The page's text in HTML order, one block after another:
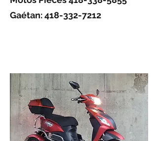
Gaétan:418-332-7212